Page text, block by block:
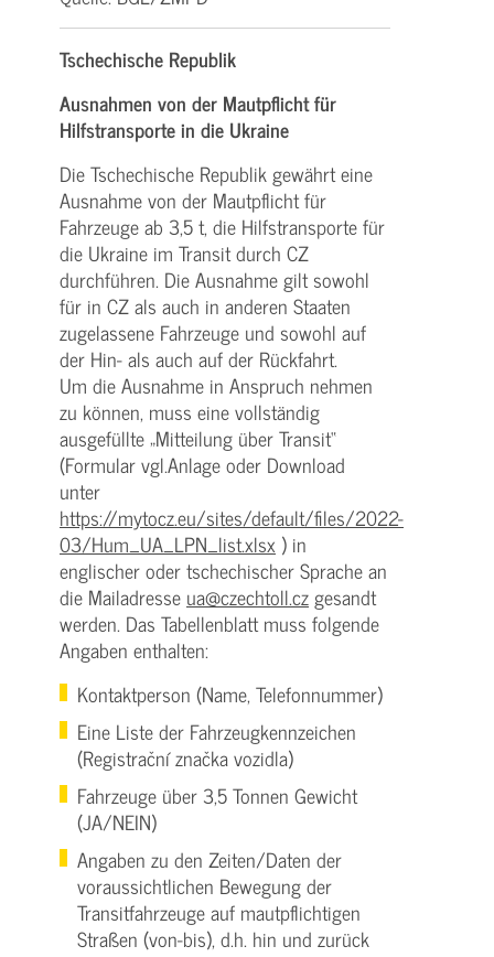
Tschechische Republik
Ausnahmen von der Mautpflicht für
Hilfstransporte in die Ukraine
Die Tschechische Republik gewährt eine
Ausnahme von der Mautpflicht für
Fahrzeuge ab 3,5 t, die Hilfstransporte für
die Ukraine im Transit durch CZ
durchführen. Die Ausnahme gilt sowohl
für in CZ als auch in anderen Staaten
zugelassene Fahrzeuge und sowohl auf
der Hin- als auch auf der Rückfahrt.
Um die Ausnahme in Anspruch nehmen
zu können, muss eine vollständig
ausgefüllte „Mitteilung über Transit“
(Formular vgl.Anlage oder Download
unter
https://mytocz.eu/sites/default/files/2022-
03/Hum_UA_LPN_list.xlsx ) in
englischer oder tschechischer Sprache an
die Mailadresse ua@czechtoll.czgesandt
werden. Das Tabellenblatt muss folgende
Angaben enthalten:
Kontaktperson (Name, Telefonnummer)
Eine Liste der Fahrzeugkennzeichen
(Registrační značka vozidla)
Fahrzeuge über 3,5 Tonnen Gewicht
(JA/NEIN)
Angaben zu den Zeiten/Daten der
voraussichtlichen Bewegung der
Transitfahrzeuge auf mautpflichtigen
Straßen (von-bis), d.h. hin und zurück